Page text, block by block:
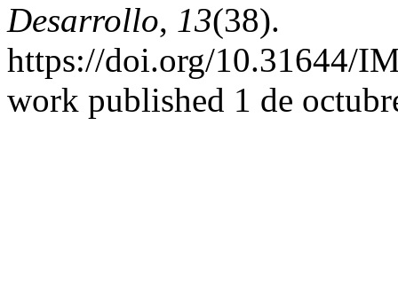
Desarrollo, 13(38).
https://doi.org/10.31644/
work published 1 de